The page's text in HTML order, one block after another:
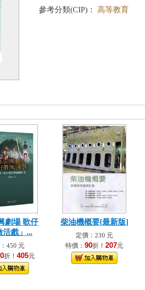
參考分類(CIP)：
高等教育
劇場 歌仔
活戲」...
450 元
折！ 405元
柴油機概要[最新版]
定價：230 元
特價： 90折！ 207元